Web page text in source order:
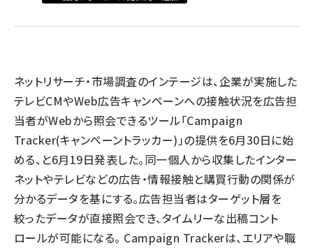
ネットリサーチ・市場調査のインテージは、企業が実施した
テレビCMやWeb広告キャンペーンへの接触状況を広告担
当者がWebから照会できるツール「Campaign
Tracker(キャンペーントラッカー)」の提供を6月30日に始
める、と6月19日発表した。同一個人から収集したインター
ネットやテレビなどの広告・情報接触と購買行動の関係が
分かるデータを基にする。広告担当者はターゲット層を
絞ったデータが直接照会でき、タイムリーな出稿コント
ロールが可能になる。 Campaign Trackerは、エリアや職